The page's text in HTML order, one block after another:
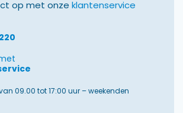
op met onze klantenservice
09.00 tot 17:00 uur – weekenden